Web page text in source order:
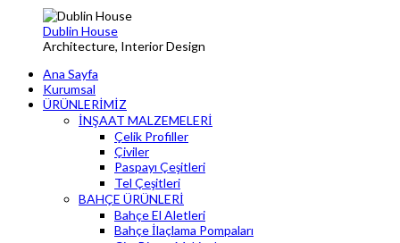
Dublin House
Architecture, Interior Design
Ana Sayfa
Kurumsal
ÜRÜNLERİMİZ
İNŞAAT MALZEMELERİ
Çelik Profiller
Çiviler
Paspayı Çeşitleri
Tel Çeşitleri
BAHÇE ÜRÜNLERİ
Bahçe El Aletleri
Bahçe İlaçlama Pompaları